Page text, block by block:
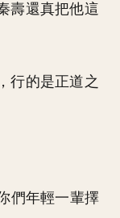
壽還真把他這
行的是正道之
們年輕一輩擇